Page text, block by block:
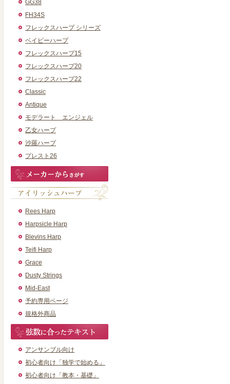
GG38
FH34S
フレックスハープ シリーズ
ベイビーハープ
フレックスハープ15
フレックスハープ20
フレックスハープ22
Classic
Antique
モデラート エンジェル
乙女ハープ
沙羅ハープ
プレスト26
Rees Harp
Harpsicle Harp
Blevins Harp
Teifi Harp
Grace
Dusty Strings
Mid-East
予約専用ページ
規格外商品
アンサンブル向け
初心者向け「独学で始める」
初心者向け「教本・基礎」